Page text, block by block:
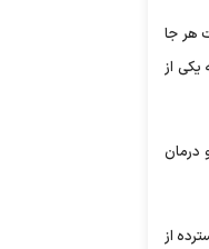
هر جا
از
درمان
از